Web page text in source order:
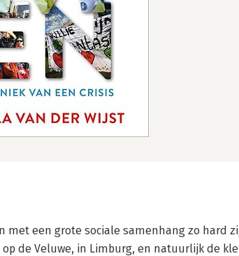
met een grote sociale samenhang zo hard
de Veluwe, in Limburg, en natuurlijk de